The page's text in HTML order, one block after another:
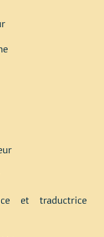
et traductrice